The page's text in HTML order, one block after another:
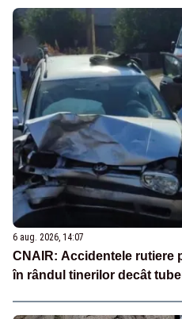
6 aug. 2026, 14:07
CNAIR: Accidentele rutiere
în rândul tinerilor decât